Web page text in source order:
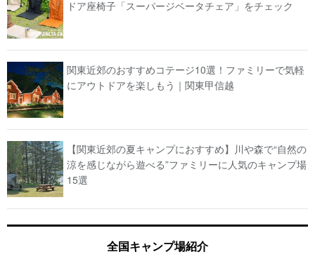
ドア座椅子「スーパージベータチェア」をチェック
関東近郊のおすすめコテージ10選！ファミリーで気軽
にアウトドアを楽しもう｜関東甲信越
【関東近郊の夏キャンプにおすすめ】川や森で“自然の
涼を感じながら遊べる”ファミリーに人気のキャンプ場
15選
全国キャンプ場紹介